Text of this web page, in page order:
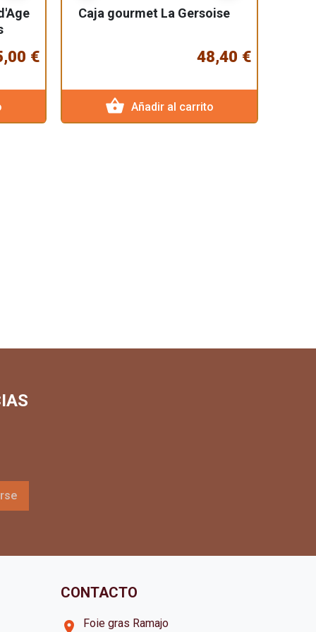
€
Caja gourmet La Gersoise
48,40 €
shopping_basket Añadir al carrito
CONTACTO
room Foie gras Ramajo